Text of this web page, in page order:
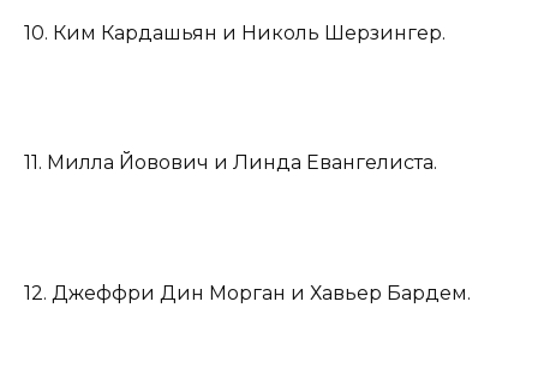
10. Ким Кардашьян и Николь Шерзингер.
11. Милла Йовович и Линда Евангелиста.
12. Джеффри Дин Морган и Хавьер Бардем.